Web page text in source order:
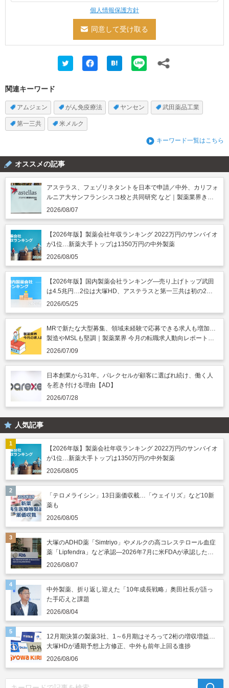
個人情報保護方針
関連キーワード
アムジェン がん免疫療法 ヤンセン 武田薬品工業
第一三共 米メルク
キーワード一覧はこちら
オススメの記事
アステラス、フェゾリネタントを日本で申請／中外、カリフォ
ルニア大サンフランシスコ校と共同研究 など｜製薬業界きょ
うのニュースまとめ読み（2026年8月7日）
2026/08/07
【2026年版】製薬会社年収ランキング 2022万円のサンバイオ
が1位…新薬大手トップは1350万円の中外製薬
2026/08/05
【2026年版】国内製薬会社ランキング―売り上げトップ武田
は4.5兆円…2位は大塚HD、アステラスと第一三共は初の2兆
円突破
2026/05/25
MRで新たな大型募集、領域未経験で応募できる求人も増加…
製造やMSLも堅調｜製薬業界 今月の転職求人動向レポート
（2026年7月）
2026/07/09
日本創業から31年。パレクセルが顧客に選ばれ続け、働く人
を惹き付ける理由【AD】
2026/07/28
人気記事
【2026年版】製薬会社年収ランキング 2022万円のサンバイオ
が1位…新薬大手トップは1350万円の中外製薬
2026/08/05
「テロメライシン」13日薬価収載…「ウェイリズ」など10新
薬も
2026/08/05
大塚のADHD薬「Simtriyo」やメルクの高コレステロール血症
薬「Lipfendra」など承認―2026年7月に米FDAが承認した新
薬
2026/08/07
中外製薬、折り返し迎えた「10年成長戦略」奥田社長が語っ
た手応えと課題
2026/08/04
12月期決算の製薬3社、1～6月期はそろって2桁の増収増益…
大塚HDが通期予想上方修正、中外も前年上回る進捗
2026/08/06